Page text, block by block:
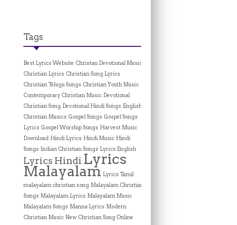
Tags
Best Lyrics Website Christan Devotional Music
Christian Lyrics Christian Song Lyrics
Christian Telugu Songs Christian Youth Music
Contemporary Christian Music Devotional
Christian Song Devotional Hindi Songs English
Christian Musics Gospel Songs Gospel Songs
Lyrics Gospel Worship Songs Harvest Music
Download Hindi Lyrics Hindi Music Hindi
Songs Indian Christian Songs Lyrics English
Lyrics Hindi Lyrics
Malayalam Lyrics Tamil
malayalam christian song Malayalam Christian
Songs Malayalam Lyrics Malayalam Music
Malayalam Songs Manna Lyrics Modern
Christian Music New Christian Song Online